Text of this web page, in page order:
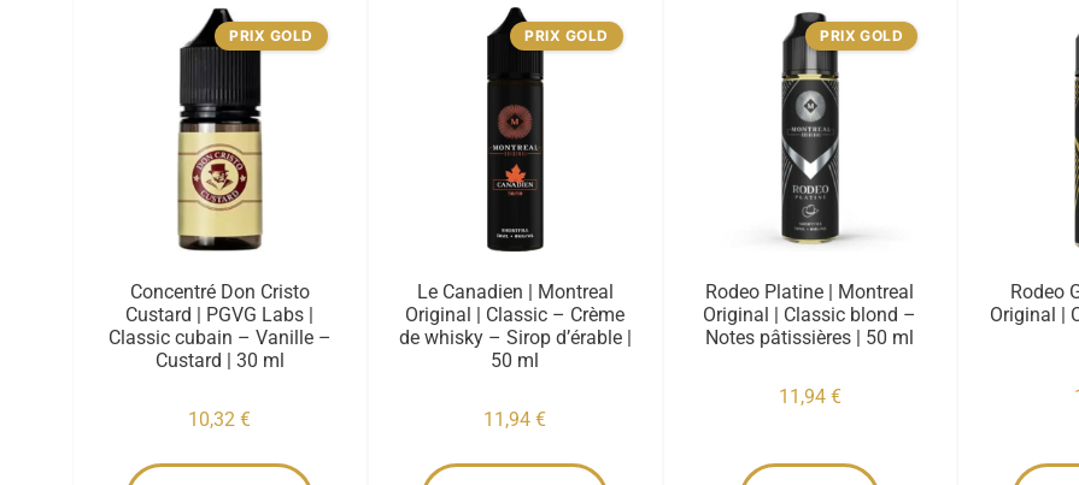
PRIX GOLD
Concentré Don Cristo
Custard | PGVG Labs |
Classic cubain – Vanille –
Custard | 30 ml
10,32€
PRIX GOLD
Le Canadien | Montreal
Original | Classic – Crème
de whisky – Sirop d’érable |
50 ml
11,94€
PRIX GOLD
Rodeo Platine | Montreal
Original | Classic blond –
Notes pâtissières | 50 ml
11,94 €
Rodeo
Original |